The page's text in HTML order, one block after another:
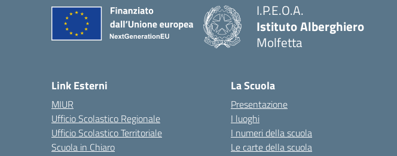
I.P.E.O.A.
Istituto Alberghiero
Molfetta
Link Esterni
MIUR
Ufficio Scolastico Regionale
Ufficio Scolastico Territoriale
Scuola in Chiaro
La Scuola
Presentazione
I luoghi
I numeri della scuola
Le carte della scuola